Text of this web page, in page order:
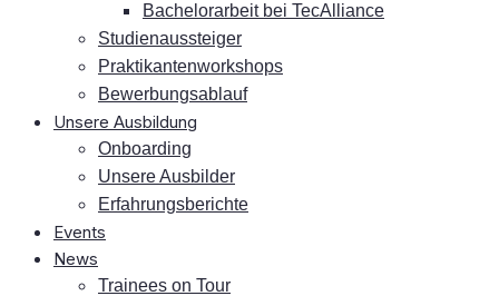
Ba­che­lor­ar­beit bei TecAlliance
Stu­di­en­aus­stei­ger
Prak­ti­kan­ten­work­shops
Be­wer­bungs­ab­lauf
Un­se­re Ausbildung
On­boar­ding
Un­se­re Ausbilder
Er­fah­rungs­be­rich­te
Events
News
Trai­nees on Tour